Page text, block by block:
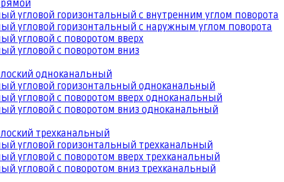
угловой горизонтальный с внутренним углом поворота
угловой горизонтальный с наружным углом поворота
угловой с поворотом вверх
угловой с поворотом вниз
одноканальный
угловой горизонтальный одноканальный
угловой с поворотом вверх одноканальный
угловой с поворотом вниз одноканальный
трехканальный
угловой горизонтальный трехканальный
угловой с поворотом вверх трехканальный
угловой с поворотом вниз трехканальный